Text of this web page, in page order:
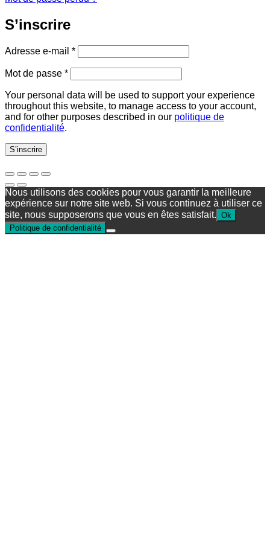
S’inscrire
Adresse e-mail *Obligatoire
Mot de passe *Obligatoire
Your personal data will be used to support your experience
throughout this website, to manage access to your account,
and for other purposes described in our politique de
confidentialité.
S’inscrire
Nous utilisons des cookies pour vous garantir la meilleure
expérience sur notre site web. Si vous continuez à utiliser ce
site, nous supposerons que vous en êtes satisfait. Ok
Politique de confidentialité